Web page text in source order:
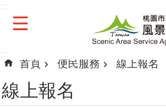
首頁 便民服務 線上報名
線上報名